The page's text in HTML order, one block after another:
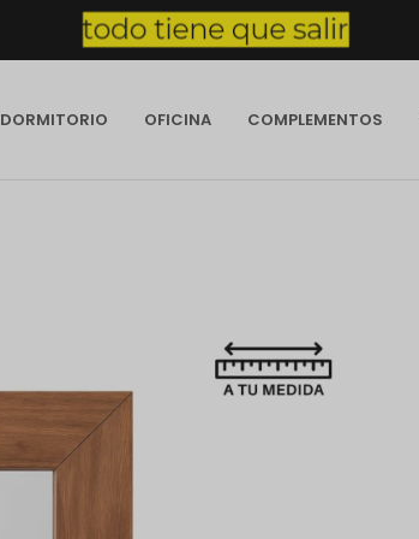
DORMITORIO OFICINA COMPLEMENTOS